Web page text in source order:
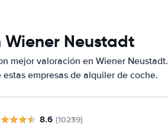
Wiener Neustadt
mejor valoración en Wiener Neustadt.
empresas de alquiler de coche.
8.6 (10239)